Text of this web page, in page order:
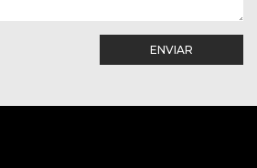
ENVIAR